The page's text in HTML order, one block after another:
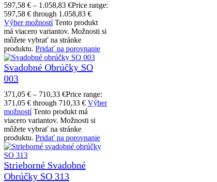
597,58 € – 1.058,83 €Price range:
597,58 € through 1.058,83 €
Výber možností Tento produkt
má viacero variantov. Možnosti si
môžete vybrať na stránke
produktu. Pridať na porovnanie
Svadobné Obrúčky SO
003
371,05 € – 710,33 €Price range:
371,05 € through 710,33 € Výber
možností Tento produkt má
viacero variantov. Možnosti si
môžete vybrať na stránke
produktu. Pridať na porovnanie
Strieborné Svadobné
Obrúčky SO 313